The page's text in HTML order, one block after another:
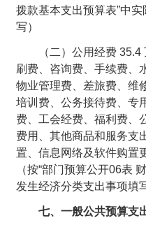
拨款基本支出预算表”中
写）
（二）公用经费 35.4
刷费、咨询费、手续费、
物业管理费、差旅费、维
培训费、公务接待费、专
费、工会经费、福利费、
费用、其他商品和服务支
置、信息网络及软件购置
（按“部门预算公开06表
发生经济分类支出事项填
七、一般公共预算支